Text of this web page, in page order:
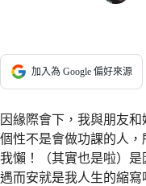
加入為 Google 偏好來源
因緣際會下，我與朋友
個性不是會做功課的人
我懶！（其實也是啦）
遇而安就是我人生的縮